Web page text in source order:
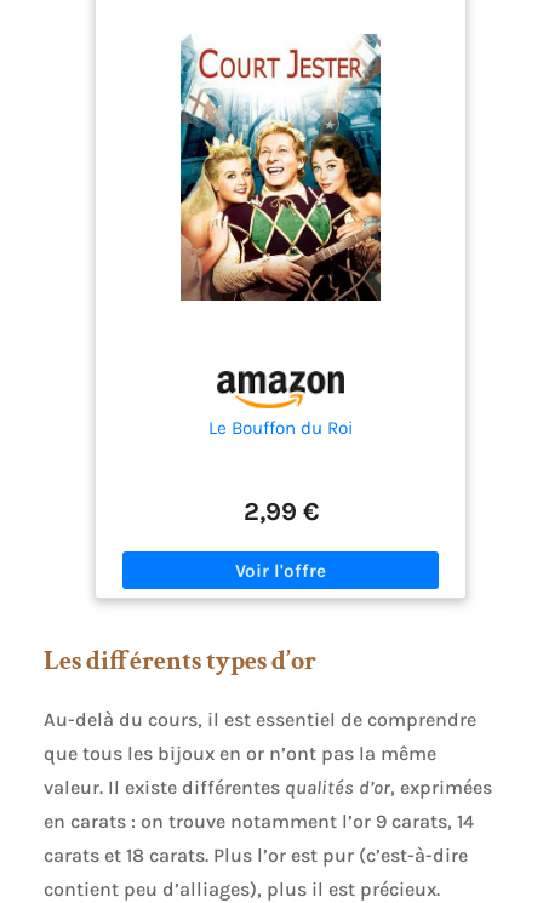
Le Bouffon du Roi
2,99 €
Les différents types d’or
Au-delà du cours, il est essentiel de comprendre
que tous les bijoux en or n’ont pas la même
valeur. Il existe différentes qualités d’or, exprimées
en carats : on trouve notamment l’or 9 carats, 14
carats et 18 carats. Plus l’or est pur (c’est-à-dire
contient peu d’alliages), plus il est précieux.